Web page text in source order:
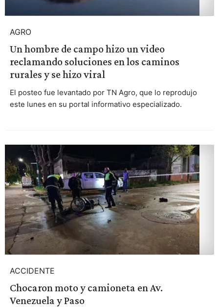
AGRO
Un hombre de campo hizo un video
reclamando soluciones en los caminos
rurales y se hizo viral
El posteo fue levantado por TN Agro, que lo reprodujo
este lunes en su portal informativo especializado.
ACCIDENTE
Chocaron moto y camioneta en Av.
Venezuela y Paso